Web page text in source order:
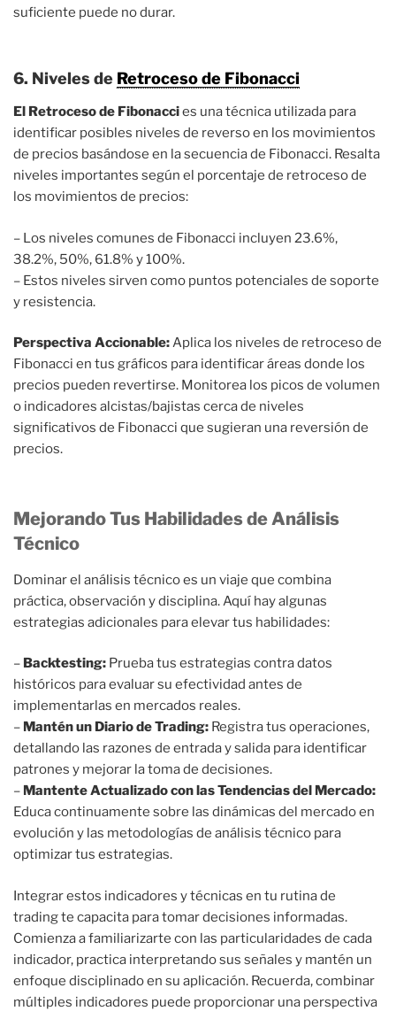
suficiente puede no durar.
6. Niveles de Retroceso de Fibonacci
El Retroceso de Fibonaccies una técnica utilizada para
identificar posibles niveles de reverso en los movimientos
de precios basándose en la secuencia de Fibonacci. Resalta
niveles importantes según el porcentaje de retroceso de
los movimientos de precios:
– Los niveles comunes de Fibonacci incluyen 23.6%,
38.2%, 50%, 61.8% y 100%.
– Estos niveles sirven como puntos potenciales de soporte
y resistencia.
Perspectiva Accionable:Aplica los niveles de retroceso de
Fibonacci en tus gráficos para identificar áreas donde los
precios pueden revertirse. Monitorea los picos de volumen
o indicadores alcistas/bajistas cerca de niveles
significativos de Fibonacci que sugieran una reversión de
precios.
Mejorando Tus Habilidades de Análisis
Técnico
Dominar el análisis técnico es un viaje que combina
práctica, observación y disciplina. Aquí hay algunas
estrategias adicionales para elevar tus habilidades:
– Backtesting: Prueba tus estrategias contra datos
históricos para evaluar su efectividad antes de
implementarlas en mercados reales.
– Mantén un Diario de Trading: Registra tus operaciones,
detallando las razones de entrada y salida para identificar
patrones y mejorar la toma de decisiones.
– Mantente Actualizado con las Tendencias del Mercado:
Educa continuamente sobre las dinámicas del mercado en
evolución y las metodologías de análisis técnico para
optimizar tus estrategias.
Integrar estos indicadores y técnicas en tu rutina de
trading te capacita para tomar decisiones informadas.
Comienza a familiarizarte con las particularidades de cada
indicador, practica interpretando sus señales y mantén un
enfoque disciplinado en su aplicación. Recuerda, combinar
múltiples indicadores puede proporcionar una perspectiva